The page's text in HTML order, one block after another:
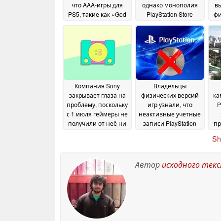
что AAA-игры для
PS5, такие как «God
Studio28 July 2026
однако монополия
PlayStation Store
количество
выгодных
предложений10 July
2026
Компания Sony
закрывает глаза на
проблему, поскольку
с 1 июля геймеры не
получили от неё ни
Владельцы
физических версий
игр узнали, что
неактивные учетные
записи PlayStation
Авторисходного